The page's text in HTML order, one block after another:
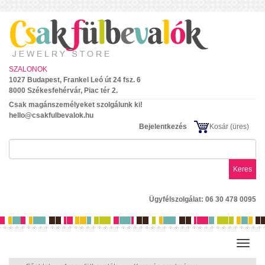
SZALONOK
1027 Budapest, Frankel Leó út 24 fsz. 6
8000 Székesfehérvár, Piac tér 2.
Csak magánszemélyeket szolgálunk ki!
hello@csakfulbevalok.hu
Bejelentkezés
Kosár (üres)
Keres
Ügyfélszolgálat: 06 30 478 0095